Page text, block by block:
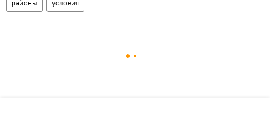
районы условия